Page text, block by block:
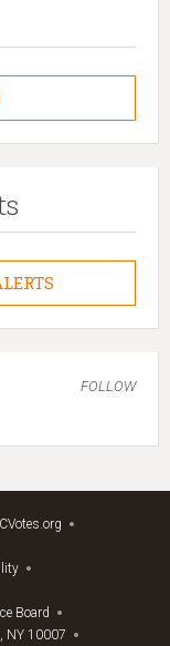
FOLLOW
Board
NY 10007